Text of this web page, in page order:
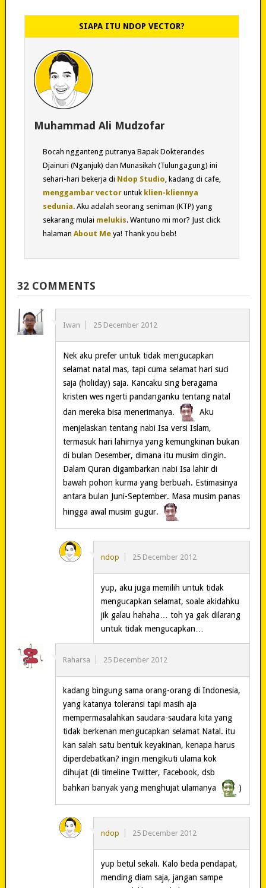
SIAPA ITU NDOP VECTOR?
Muhammad Ali Mudzofar
Bocah ngganteng putranya Bapak Dokterandes
Djainuri (Nganjuk) dan Munasikah (Tulungagung) ini
sehari-hari bekerja di Ndop Studio , kadang di cafe,
menggambar vectoruntuk klien-kliennya
sedunia. Aku adalah seorang seniman (KTP) yang
sekarang mulai melukis. Wantuno mi mor? Just click
halaman About Meya! Thank you beb!
32 COMMENTS
Iwan 25 December 2012
Nek aku prefer untuk tidak mengucapkan
selamat natal mas, tapi cuma selamat hari suci
saja (holiday) saja. Kancaku sing beragama
kristen wes ngerti pandanganku tentang natal
dan mereka bisa menerimanya.
Aku
menjelaskan tentang nabi Isa versi Islam,
termasuk hari lahirnya yang kemungkinan bukan
di bulan Desember, dimana itu musim dingin.
Dalam Quran digambarkan nabi Isa lahir di
bawah pohon kurma yang berbuah. Estimasinya
antara bulan Juni-September. Masa musim panas
hingga awal musim gugur.
ndop 25 December 2012
yup, aku juga memilih untuk tidak
mengucapkan selamat, soale akidahku
jik galau hahaha… toh ya gak dilarang
untuk tidak mengucapkan…
Raharsa 25 December 2012
kadang bingung sama orang-orang di Indonesia,
yang katanya toleransi tapi masih aja
mempermasalahkan saudara-saudara kita yang
tidak berkenan mengucapkan selamat Natal. itu
kan salah satu bentuk keyakinan, kenapa harus
diperdebatkan? ingin mengikuti ulama kok
dihujat (di timeline Twitter, Facebook, dsb
bahkan banyak yang menghujat ulamanya
)
ndop 25 December 2012
yup betul sekali. Kalo beda pendapat,
mending diam saja, jangan sampe